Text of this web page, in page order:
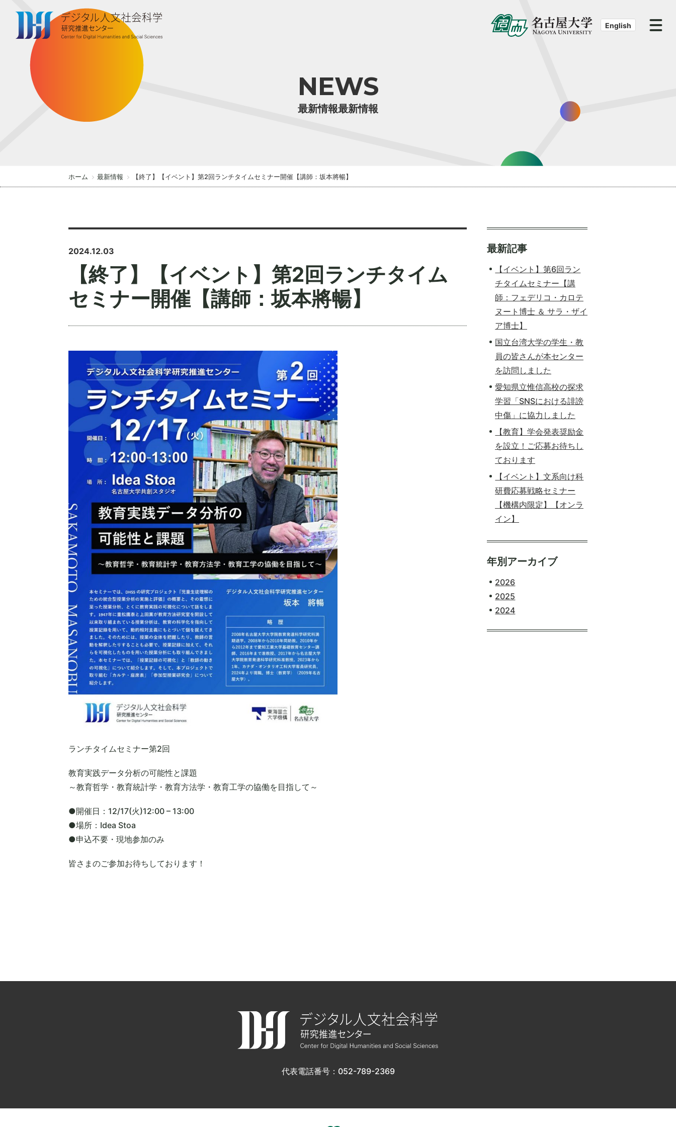
e
English
NEWS
最新情報最新情報
ホーム 最新情報 【終了】【イベント】第2回ランチタイムセミナー開催【講師：坂本將暢】
2024.12.03
【終了】【イベント】第2回ランチタイム
セミナー開催【講師：坂本將暢】
ランチタイムセミナー第2回
教育実践データ分析の可能性と課題
～教育哲学・教育統計学・教育方法学・教育工学の協働を目指して～
●開催日：12/17(火)12:00 – 13:00
●場所：Idea Stoa
●申込不要・現地参加のみ
皆さまのご参加お待ちしております！
最新記事
【イベント】第6回ラン
チタイムセミナー【講
師：フェデリコ・カロテ
ヌート博士 ＆ サラ・ザイ
ア博士】
国立台湾大学の学生・教
員の皆さんが本センター
を訪問しました
愛知県立惟信高校の探求
学習「SNSにおける誹謗
中傷」に協力しました
【教育】学会発表奨励金
を設立！ご応募お待ちし
ております
【イベント】文系向け科
研費応募戦略セミナー
【機構内限定】【オンラ
イン】
年別アーカイブ
2026
2025
2024
代表電話番号：052-789-2369